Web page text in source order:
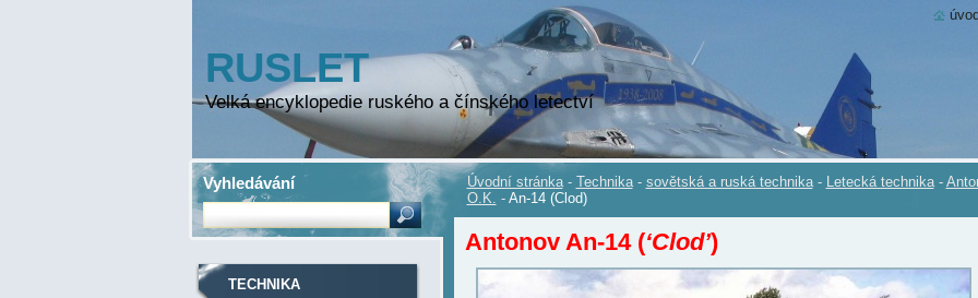
RUSLET
Velká encyklopedie ruského a čínského letectví
Úvodní stránka - Technika - sovětská a ruská technika - Letecká technika -
O.K. - An-14 (Clod)
Antonov An-14 (‘Clod’)
TECHNIKA
Vyhledávání